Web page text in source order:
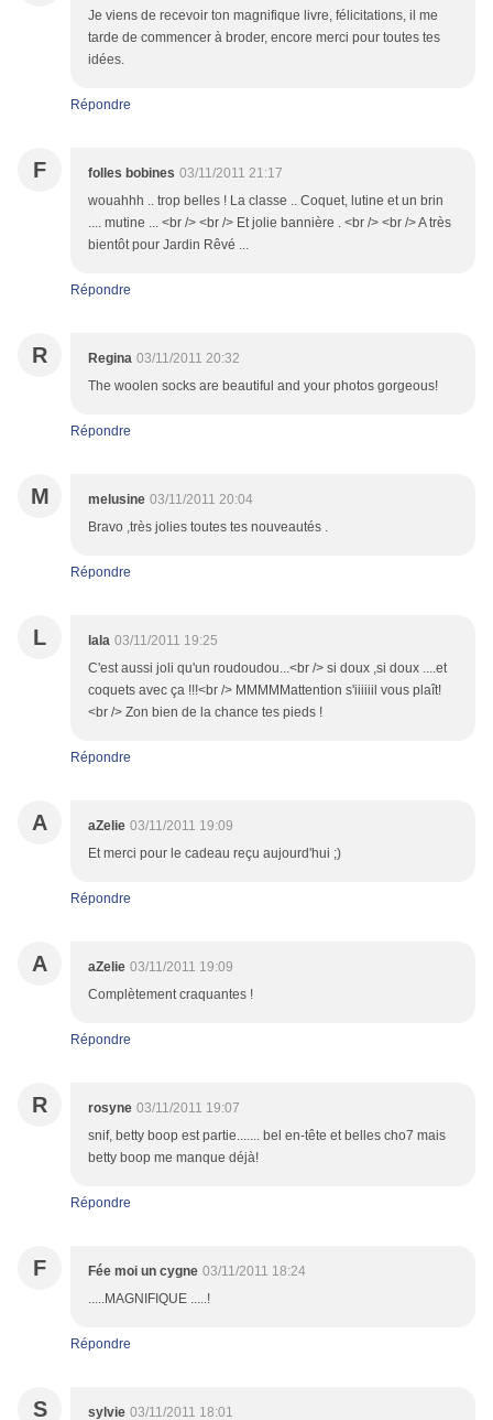
Je viens de recevoir ton magnifique livre, félicitations, il me
tarde de commencer à broder, encore merci pour toutes tes
idées.
Répondre
F folles bobines 03/11/2011 21:17
wouahhh .. trop belles ! La classe .. Coquet, lutine et un brin
.... mutine ... <br /> <br /> Et jolie bannière . <br /> <br /> A très
bientôt pour Jardin Rêvé ...
Répondre
R Regina 03/11/2011 20:32
The woolen socks are beautiful and your photos gorgeous!
Répondre
M melusine 03/11/2011 20:04
Bravo ,très jolies toutes tes nouveautés .
Répondre
L lala 03/11/2011 19:25
C'est aussi joli qu'un roudoudou...<br /> si doux ,si doux ....et
coquets avec ça !!!<br /> MMMMMattention s'iiiiiil vous plaît!
<br /> Zon bien de la chance tes pieds !
Répondre
A aZelie 03/11/2011 19:09
Et merci pour le cadeau reçu aujourd'hui ;)
Répondre
A aZelie 03/11/2011 19:09
Complètement craquantes !
Répondre
R rosyne 03/11/2011 19:07
snif, betty boop est partie....... bel en-tête et belles cho7 mais
betty boop me manque déjà!
Répondre
F Fée moi un cygne 03/11/2011 18:24
.....MAGNIFIQUE .....!
Répondre
S sylvie 03/11/2011 18:01